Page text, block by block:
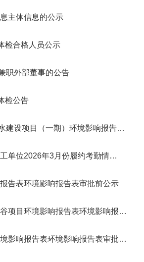
主体信息的公示
检合格人员公示
职外部董事的公告
检公告
建设项目（一期）环境影响报告…
单位2026年3月份履约考勤情…
告表环境影响报告表审批前公示
项目环境影响报告表环境影响报…
影响报告表环境影响报告表审批…